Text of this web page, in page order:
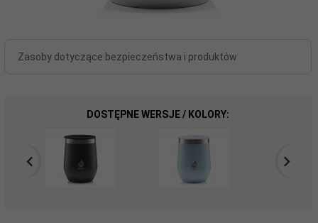
Zasoby dotyczące bezpieczeństwa i produktów
DOSTĘPNE WERSJE / KOLORY: